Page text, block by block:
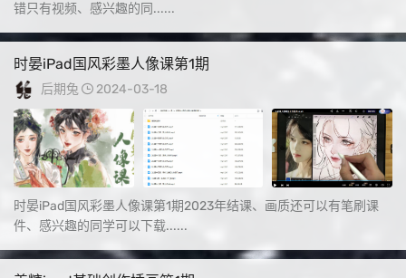
错只有视频、感兴趣的同......
时晏iPad国风彩墨人像课第1期
后期兔 2024-03-18
时晏iPad国风彩墨人像课第1期2023年结课、画质还可以有笔刷课
件、感兴趣的同学可以下载......